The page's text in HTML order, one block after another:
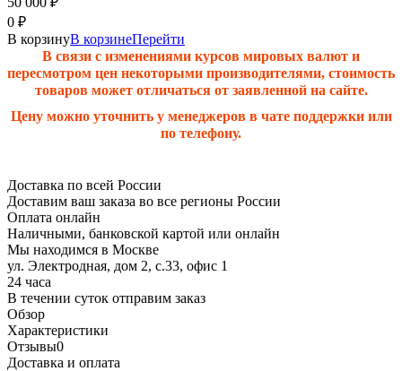
0 ₽
В корзинуВ корзинеПерейти
В связи с изменениями курсов мировых валют и
пересмотром цен некоторыми производителями, стоимость
товаров может отличаться от заявленной на сайте.
Цену можно уточнить у менеджеров в чате поддержки или
по телефону.
Доставка по всей России
Доставим ваш заказа во все регионы России
Оплата онлайн
Наличными, банковской картой или онлайн
Мы находимся в Москве
ул. Электродная, дом 2, с.33, офис 1
24 часа
В течении суток отправим заказ
Обзор
Характеристики
Отзывы0
Доставка и оплата